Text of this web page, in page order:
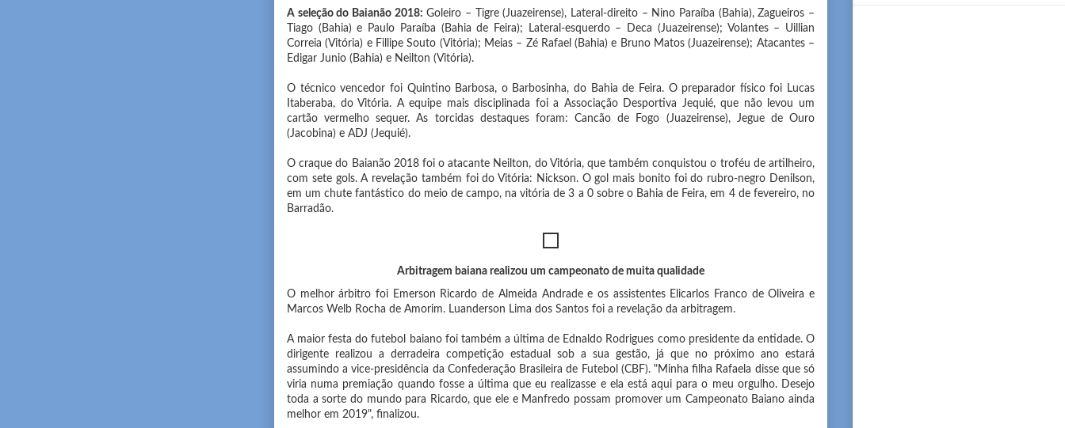
A seleção do Baianão 2018: Goleiro – Tigre (Juazeirense), Lateral-direito – Nino Paraíba (Bahia), Zagueiros –
Tiago (Bahia) e Paulo Paraíba (Bahia de Feira); Lateral-esquerdo – Deca (Juazeirense); Volantes – Uillian
Correia (Vitória) e Fillipe Souto (Vitória); Meias – Zé Rafael (Bahia) e Bruno Matos (Juazeirense); Atacantes –
Edigar Junio (Bahia) e Neilton (Vitória).
O técnico vencedor foi Quintino Barbosa, o Barbosinha, do Bahia de Feira. O preparador físico foi Lucas
Itaberaba, do Vitória. A equipe mais disciplinada foi a Associação Desportiva Jequié, que não levou um
cartão vermelho sequer. As torcidas destaques foram: Cancão de Fogo (Juazeirense), Jegue de Ouro
(Jacobina) e ADJ (Jequié).
O craque do Baianão 2018 foi o atacante Neilton, do Vitória, que também conquistou o troféu de artilheiro,
com sete gols. A revelação também foi do Vitória: Nickson. O gol mais bonito foi do rubro-negro Denilson,
em um chute fantástico do meio de campo, na vitória de 3 a 0 sobre o Bahia de Feira, em 4 de fevereiro, no
Barradão.
Arbitragem baiana realizou um campeonato de muita qualidade
O melhor árbitro foi Emerson Ricardo de Almeida Andrade e os assistentes Elicarlos Franco de Oliveira e
Marcos Welb Rocha de Amorim. Luanderson Lima dos Santos foi a revelação da arbitragem.
A maior festa do futebol baiano foi também a última de Ednaldo Rodrigues como presidente da entidade. O
dirigente realizou a derradeira competição estadual sob a sua gestão, já que no próximo ano estará
assumindo a vice-presidência da Confederação Brasileira de Futebol (CBF). "Minha filha Rafaela disse que só
viria numa premiação quando fosse a última que eu realizasse e ela está aqui para o meu orgulho. Desejo
toda a sorte do mundo para Ricardo, que ele e Manfredo possam promover um Campeonato Baiano ainda
melhor em 2019", finalizou.